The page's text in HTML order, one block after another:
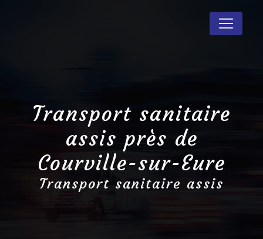
Transport sanitaire
assis près de
Courville-sur-Eure
Transport sanitaire assis